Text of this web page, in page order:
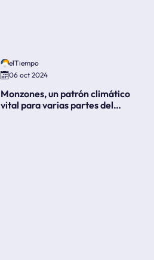
elTiempo
06 oct 2024
Monzones, un patrón climático
vital para varias partes del